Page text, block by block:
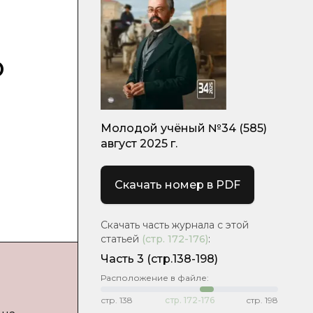
Молодой учёный №34 (585)
август 2025 г.
Скачать номер в PDF
Скачать часть журнала с этой
статьей (стр. 172-176):
Часть 3 (стр.138-198)
Расположение в файле:
стр. 138 стр. 172-176 стр. 198